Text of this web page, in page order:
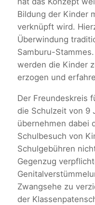
Bildung der Kinder
verknüpft wird.
Überwindung
Samburu-
werden die Kinder
erzogen und
Der Freundeskreis
die Schulzeit von 9
übernehmen dabei
Schulbesuch von
Schulgebühren
Gegenzug
Zwangsehe zu
der